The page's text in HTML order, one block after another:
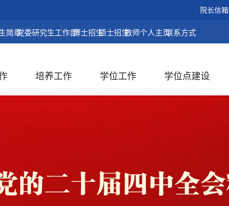
院长信箱
简章党委研究生工作部博士招生硕士招生教师个人主页联系方式
培养工作 学位工作 学位点建设